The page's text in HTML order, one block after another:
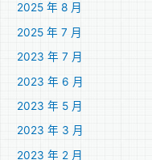
2025 年 8 月
2025 年 7 月
2023 年 7 月
2023 年 6 月
2023 年 5 月
2023 年 3 月
2023 年 2 月